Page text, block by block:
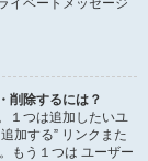
イベートメッセージ
削除するには？
１つは追加したいユ
加する” リンクまた
もう１つは ユーザー